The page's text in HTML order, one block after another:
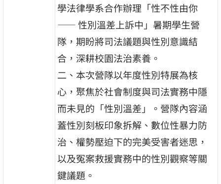
學法律學系合作辦理「性不性由你
—— 性別溫差上訴中」暑期學生營
隊，期盼將司法議題與性別意識結
合，深耕校園法治素養。
二、本次營隊以年度性別特展為核
心，聚焦於社會制度與司法實務中隱
而未見的「性別溫差」。營隊內容涵
蓋性別刻板印象拆解、數位性暴力防
治、權勢壓迫下的完美受害者迷思，
以及冤案救援實務中的性別觀察等關
鍵議題。